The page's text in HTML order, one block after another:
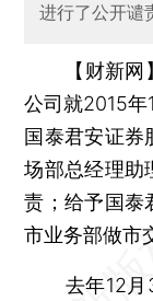
进行了公开谴
【财新
公司就2015年
国泰君安证券
场部总经理助
责；给予国泰
市业务部做市
去年12月